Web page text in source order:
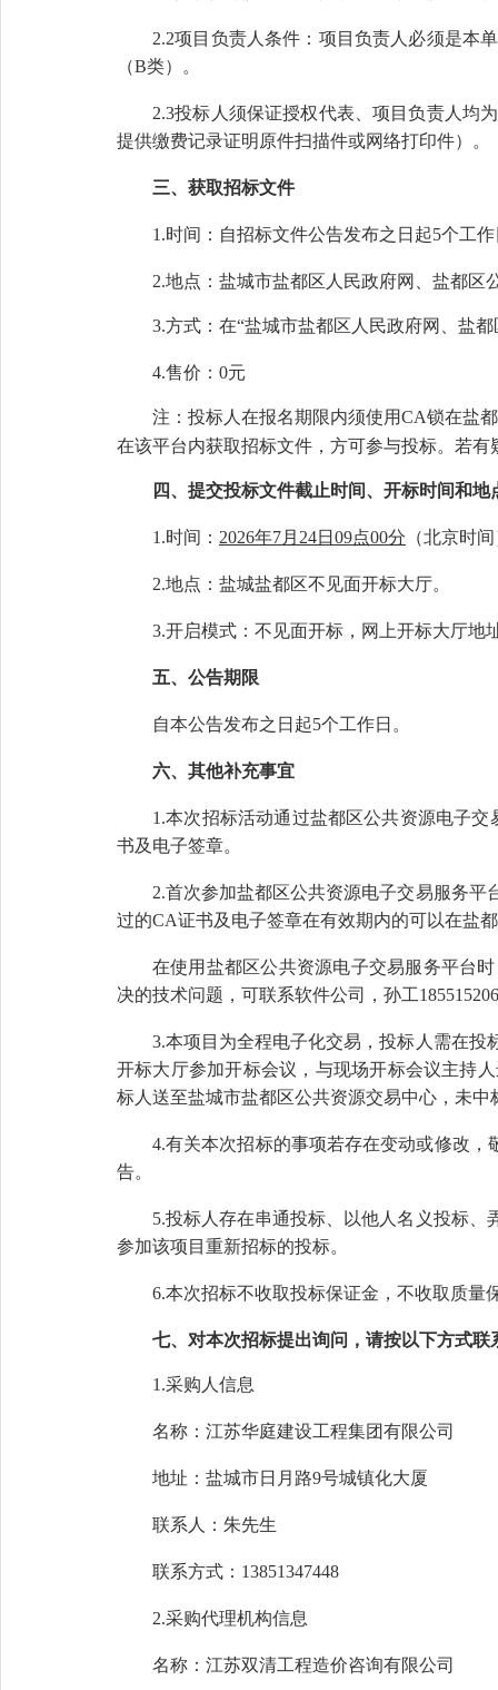
2.2项目负责人条件：项目负责人必须是本
（B类）。
2.3投标人须保证授权代表、项目负责人均
提供缴费记录证明原件扫描件或网络打印件）
。
三、获取招标文件
1.时间： 自招标文件公告发布之日起5个工
2.地点：盐城市盐都区人民政府网、 盐都区
3.方式：在“盐城市盐都区人民政府网、盐
4.售价：0元
注：投标人在报名期限内须使用CA锁在盐
在该平台内获取招标文件，方可参与投标。若有
四、提交投标文件截止时间、开标时间和地
1.时间： 2026年7月 24日 09点00分 （北京时
2.地点：盐城盐都区不见面开标大厅。
3.开启模式：不见面开标，网上开标大厅地
五、公告期限
自本公告发布之日起5个工作日。
六、其他补充事宜
1.本次招标活动通过盐都区公共资源电子
书及电子签章。
2.首次参加盐都区公共资源电子交易服务
过的CA证书及电子签章在有效期内的可以在盐
在使用盐都区公共资源电子交易服务平台
决的技术问题，可联系软件公司， 孙工1
3.本项目为全程电子化交易，投标人需在
开标大厅参加开标会议，与现场开标会议主持
标人送至盐城市盐都区公共资源交易中心，未中
4.有关本次招标的事项若存在变动或修改，
告。
5.投标人存在串通投标、以他人名义投标
参加该项目重新招标的投标。
6.本次招标不收取投标保证金，不收取质量
七、对本次招标提出询问，请按以下方式联
1.采购人信息
名称： 江苏华庭建设工程集团有限公司
地址： 盐城市日月路9号城镇化大厦
联系人： 朱先生
联系方式 ： 13851347448
2.采购代理机构信息
名称： 江苏双清工程造价咨询有限公司